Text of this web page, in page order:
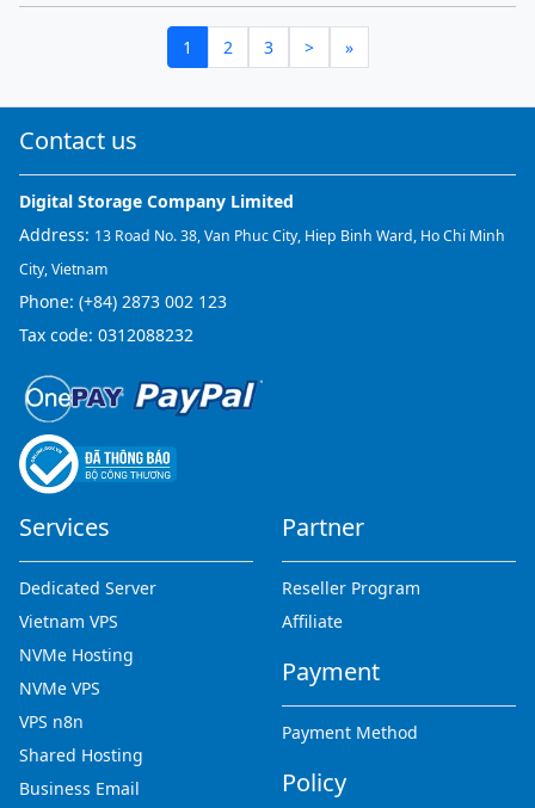
1 2 3 > »
Contact us
Digital Storage Company Limited
Address: 13 Road No. 38, Van Phuc City, Hiep Binh Ward, Ho Chi Minh
City, Vietnam
Phone: (+84) 2873 002 123
Tax code: 0312088232
Services
Dedicated Server
Vietnam VPS
NVMe Hosting
NVMe VPS
VPS n8n
Shared Hosting
Business Email
Partner
Reseller Program
Affiliate
Payment
Payment Method
Policy